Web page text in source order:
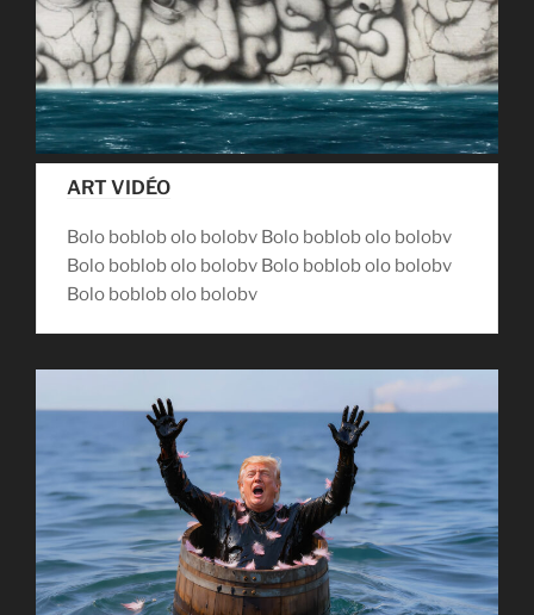
ART VIDÉO
Bolo boblob olo bolobv Bolo boblob olo bolobv
Bolo boblob olo bolobv Bolo boblob olo bolobv
Bolo boblob olo bolobv